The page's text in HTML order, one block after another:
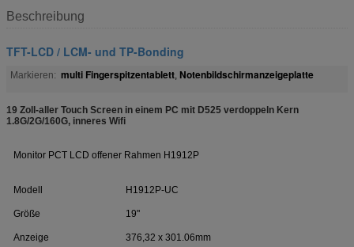
Beschreibung
TFT-LCD / LCM- und TP-Bonding
Markieren: multi Fingerspitzentablett, Notenbildschirmanzeigeplatte
19 Zoll-aller Touch Screen in einem PC mit D525 verdoppeln Kern
1.8G/2G/160G, inneres Wifi
Monitor PCT LCD offener Rahmen H1912P
Modell H1912P-UC
Größe 19"
Anzeige 376,32 x 301.06mm